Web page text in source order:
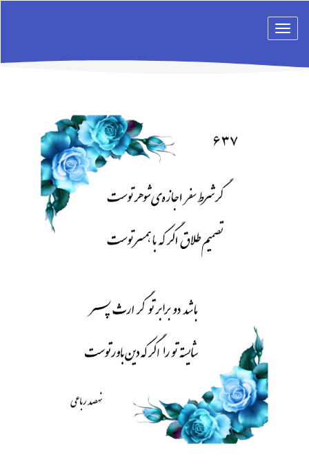
Toggle